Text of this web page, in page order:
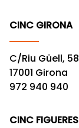
CINC GIRONA
C/Riu Güell, 58
17001 Girona
972 940 940
CINC FIGUERES